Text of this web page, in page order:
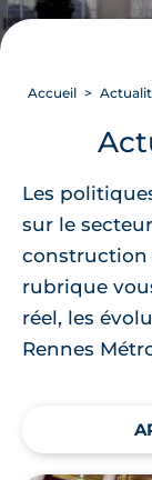
Accueil
Les
sur le
construction
rubrique
réel, les
Rennes